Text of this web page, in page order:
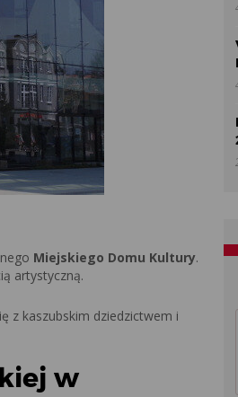
Miejskiego Domu Kultury.
artystyczną.
z kaszubskim dziedzictwem i
w